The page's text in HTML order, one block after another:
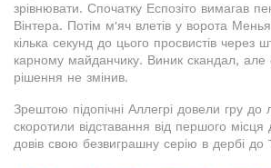
зрівнювати. Спочатку Еспозіто вимагав
Вінтера. Потім м'яч влетів у ворота
кілька секунд до цього просвистів через
карному майданчику. Виник скандал, але
рішення не змінив.
Зрештою підопічні Аллегрі довели гру до
скоротили відставання від першого
довів свою безвиграшну серію в дербі до